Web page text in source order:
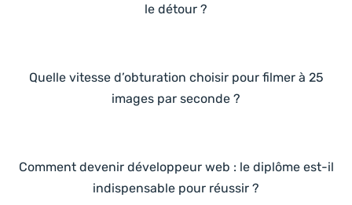
le détour ?
Quelle vitesse d’obturation choisir pour filmer à 25
images par seconde ?
Comment devenir développeur web : le diplôme est-il
indispensable pour réussir ?